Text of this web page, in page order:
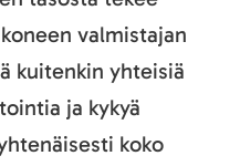
valmistajan
kuitenkin yhteisiä
ja kykyä
koko